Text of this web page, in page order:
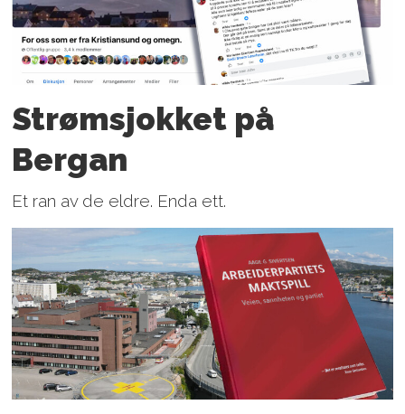
Strømsjokket på
Bergan
Et ran av de eldre. Enda ett.